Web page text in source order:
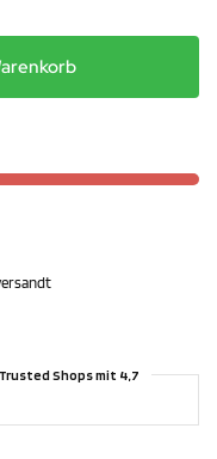
Shops mit 4,7